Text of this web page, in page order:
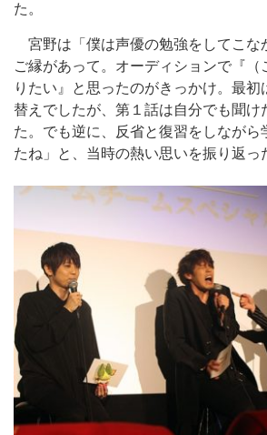
た。
宮野は「僕は声優の勉強をしてこな
ご縁があって。オーディションで『（
りたい』と思ったのがきっかけ。最初
替えでしたが、第１話は自分でも聞け
た。でも逆に、反省と復習をしながら
たね」と、当時の熱い思いを振り返っ